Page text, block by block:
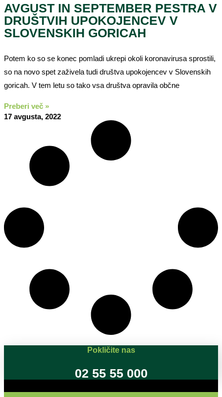
AVGUST IN SEPTEMBER PESTRA V
DRUŠTVIH UPOKOJENCEV V
SLOVENSKIH GORICAH
Potem ko so se konec pomladi ukrepi okoli koronavirusa sprostili,
so na novo spet zaživela tudi društva upokojencev v Slovenskih
goricah. V tem letu so tako vsa društva opravila občne
Preberi več »
17 avgusta, 2022
Pokličite nas
02 55 55 000